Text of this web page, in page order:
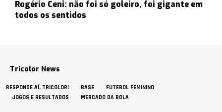
Rogério Ceni: não foi só goleiro, foi gigante em
todos os sentidos
Tricolor News
RESPONDE AÍ, TRICOLOR! BASE
FUTEBOL FEMININO
JOGOS E RESULTADOS
MERCADO DA BOLA